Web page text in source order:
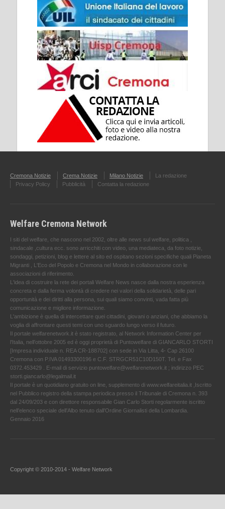
Cremona Notizie Crema Notizie Milano Notizie
La redazione
Privacy Policy
Pubblicità Contatta la redazione
Welfare Cremona Network
I siti del welfare, che nascono nel 2002, oltre alle news sul welfare, politica ,
sindacale ,cultura ecc. sono arricchiti con video, una mediateca, da foto notizie,
sondaggi, petizioni, blog e lettere al sito ed ospitano sezioni specifiche quali Pianeta
Migranti , L'Eco del Popolo e Cremona nel Mondo in collaborazione con le
associazioni di riferimento.
L'idea di costruire la rete dei portali Welfare News nasce dalla nostra esperienza
concreta e dalla ferma volontà di credere nei valori della solidarietà, delle pari
opportunità e dei diritti alla persona, sui quali siamo convinti, vada fatta più
comunicazione e migliore informazione.
L'ambizione è quella di intercettare quei cittadini, giovani o anziani, che abbiamo la
voglia di affrontare questi temi con uno sguardo lungo verso il futuro.
Il portale welfarenetwork.it è stato registrato, al Network Information Center per
l'Italia, nell’ottobre 2005 ed è oggi proprietà di Puntowelfare di GIANCARLO STORTI
[Impresa individuale n. REA CR-188702] con sede in Via Litta, 4- Cap 26100
Cremona con P.IVA 01493300196 e C.F. STRGCR51C10D150T. Tel. e Fax
0372.453429 . E-mail di servizio puntowelfare@welfarenetwork.it ; indirizzo PEC
storti.giancarlo@legalmail.it
Il portale è un quotidiano gratuito on line, supplemento di www.welfareitalia.it ,Iscritto
nel Pubblico registro della stampa periodica presso il Tribunale di Cremona n. 393
dal 24/09/203 e con direttore responsabile Gian Carlo Storti regolarmente iscritto
nell’elenco speciale dell’Albo tenuto dall’Ordine Giornalisti della Lombardia.
Gennaio 2016
Copyright © 2010-2014 - Welfare Network